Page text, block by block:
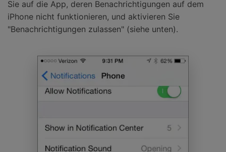
Sie auf die App, deren Benachrichtigungen auf dem
iPhone nicht funktionieren, und aktivieren Sie
"Benachrichtigungen zulassen" (siehe unten).